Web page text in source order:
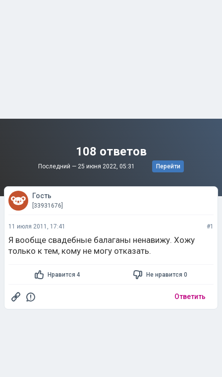
108 ответов
Последний — 25 июня 2022, 05:31 Перейти
Гость
[33931676]
11 июля 2011, 17:41 #1
Я вообще свадебные балаганы ненавижу. Хожу
только к тем, кому не могу отказать.
Нравится 4 Не нравится 0
Ответить